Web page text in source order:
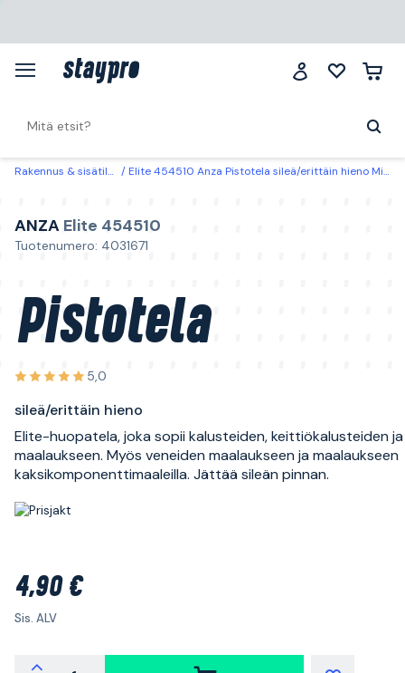
Rakennus & sisätilat Elite 454510 Anza Pistotela sileä/erittäin hieno Mini
ANZA Elite 454510
Tuotenumero: 4031671
Pistotela
5,0
sileä/erittäin hieno
Elite-huopatela, joka sopii kalusteiden, keittiökalusteiden
maalaukseen. Myös veneiden maalaukseen ja maalaukseen
kaksikomponenttimaaleilla. Jättää sileän pinnan.
4,90 €
Sis. ALV